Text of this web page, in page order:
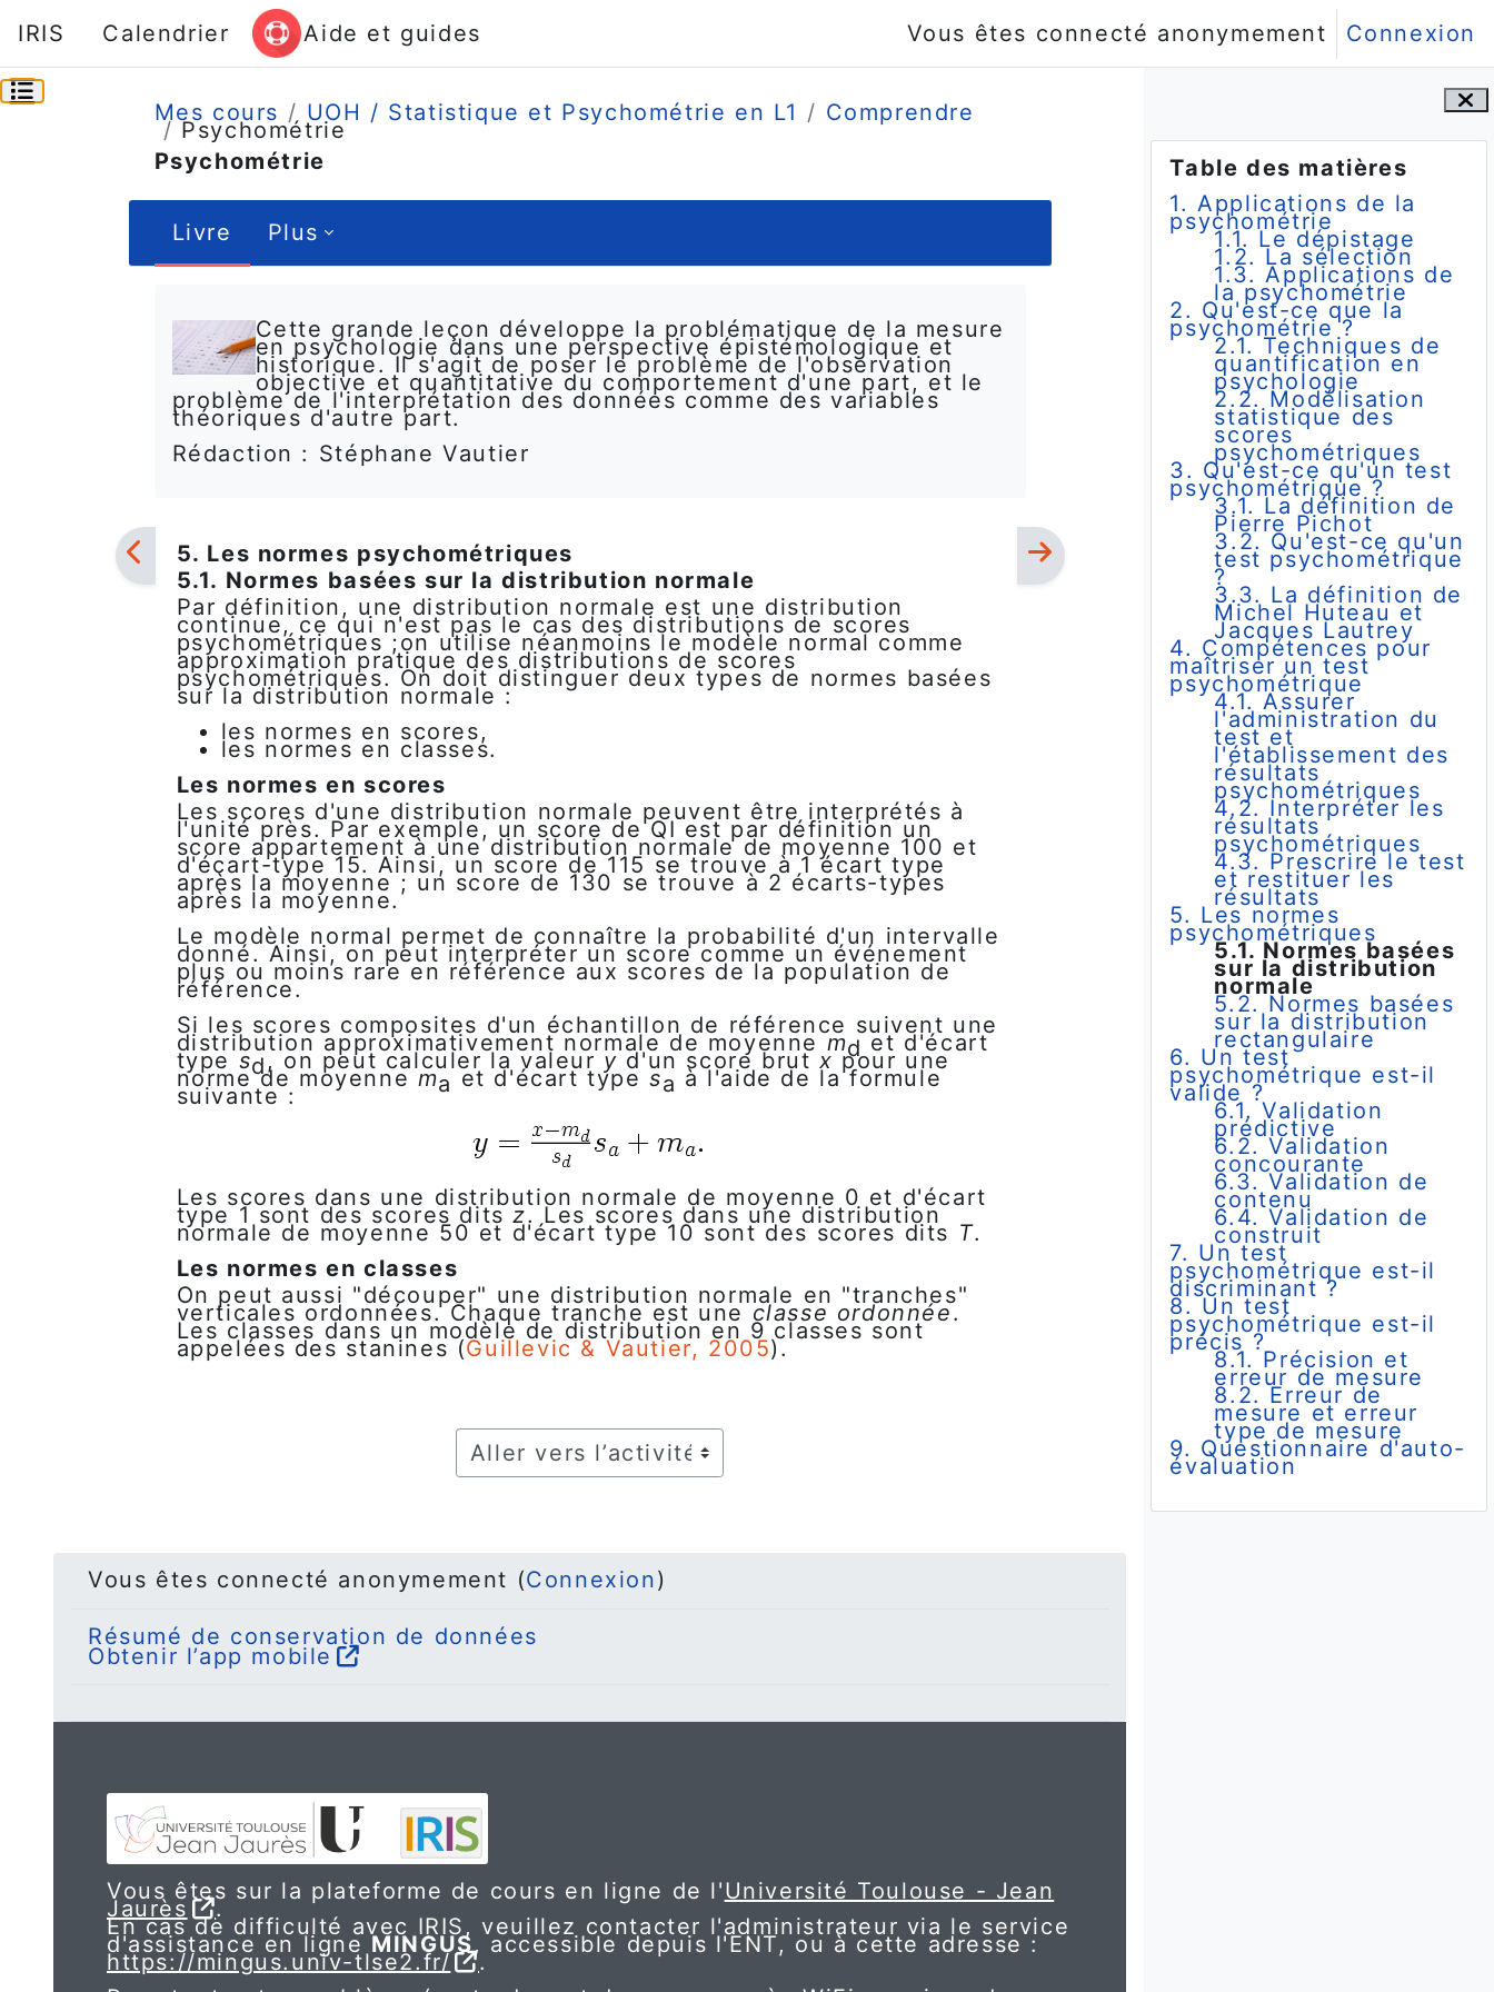
Passer au contenu principal
IRIS
Calendrier Aide et guides Vous êtes connecté anonymement Connexion
Blocs
Passer Table des matières
Table des matières
1. Applications de la
psychométrie
1.1. Le dépistage
1.2. La sélection
1.3. Applications de
la psychométrie
2. Qu'est-ce que la
psychométrie ?
2.1. Techniques de
quantification en
psychologie
2.2. Modélisation
statistique des
scores
psychométriques
3. Qu'est-ce qu'un test
psychométrique ?
3.1. La définition de
Pierre Pichot
3.2. Qu'est-ce qu'un
test psychométrique
?
3.3. La définition de
Michel Huteau et
Jacques Lautrey
4. Compétences pour
maîtriser un test
psychométrique
4.1. Assurer
l'administration du
test et
l'établissement des
résultats
psychométriques
4.2. Interpréter les
résultats
psychométriques
4.3. Prescrire le test
et restituer les
résultats
5. Les normes
psychométriques
5.1. Normes basées
sur la distribution
normale
5.2. Normes basées
sur la distribution
rectangulaire
6. Un test
psychométrique est-il
valide ?
6.1. Validation
prédictive
6.2. Validation
concourante
6.3. Validation de
contenu
6.4. Validation de
construit
7. Un test
psychométrique est-il
discriminant ?
8. Un test
psychométrique est-il
précis ?
8.1. Précision et
erreur de mesure
8.2. Erreur de
mesure et erreur
type de mesure
9. Questionnaire d'auto-
évaluation
Ouvrir l’index du cours
Mes cours
UOH / Statistique et Psychométrie en L1 Comprendre
Psychométrie
Psychométrie
Livre Plus
Cette grande leçon développe la problématique de la mesure
en psychologie dans une perspective épistémologique et
historique. Il s'agit de poser le problème de l'observation
objective et quantitative du comportement d'une part, et le
problème de l'interprétation des données comme des variables
théoriques d'autre part.
Rédaction : Stéphane Vautier
5. Les normes psychométriques
5.1. Normes basées sur la distribution normale
Par définition, une distribution normale est une distribution
continue, ce qui n'est pas le cas des distributions de scores
psychométriques ;on utilise néanmoins le modèle normal comme
approximation pratique des distributions de scores
psychométriques. On doit distinguer deux types de normes basées
sur la distribution normale :
les normes en scores,
les normes en classes.
Les normes en scores
Les scores d'une distribution normale peuvent être interprétés à
l'unité près. Par exemple, un score de QI est par définition un
score appartement à une distribution normale de moyenne 100 et
d'écart-type 15. Ainsi, un score de 115 se trouve à 1 écart type
après la moyenne ; un score de 130 se trouve à 2 écarts-types
après la moyenne.
Le modèle normal permet de connaître la probabilité d'un intervalle
donné. Ainsi, on peut interpréter un score comme un événement
plus ou moins rare en référence aux scores de la population de
référence.
Si les scores composites d'un échantillon de référence suivent une
distribution approximativement normale de moyennemd et d'écart
type sd , on peut calculer la valeur y d'un score brut x pour une
norme de moyenne ma et d'écart typesa à l'aide de la formule
suivante :
Les scores dans une distribution normale de moyenne 0 et d'écart
type 1 sont des scores ditsz. Les scores dans une distribution
normale de moyenne 50 et d'écart type 10 sont des scores dits T.
Les normes en classes
On peut aussi "découper" une distribution normale en "tranches"
verticales ordonnées. Chaque tranche est une classe ordonnée.
Les classes dans un modèle de distribution en 9 classes sont
appelées des stanines (Guillevic & Vautier, 2005).
Aller vers l’activité
Vous êtes connecté anonymement (Connexion)
Résumé de conservation de données
Obtenir l’app mobile
Vous êtes sur la plateforme de cours en ligne de l'Université Toulouse - Jean
Jaurès .
En cas de difficulté avec IRIS, veuillez contacter l'administrateur via le service
d'assistance en ligne MINGUS, accessible depuis l'ENT, ou à cette adresse :
https://mingus.univ-tlse2.fr/
.